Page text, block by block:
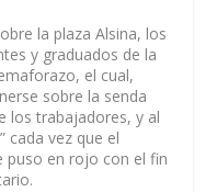
la plaza Alsina, los
y graduados de la
el cual,
sobre la senda
los trabajadores, y al
cada vez que el
puso en rojo con el fin